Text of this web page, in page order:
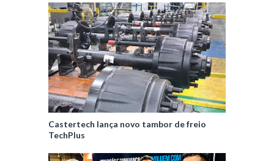
Castertech lança novo tambor de freio
TechPlus